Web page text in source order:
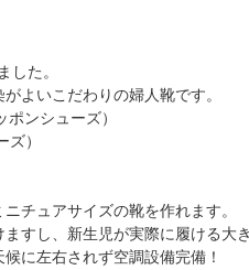
した。
よいこだわりの婦人靴です。
ンシューズ）
）
チュアサイズの靴を作れます。
すし、新生児が実際に履ける大
に左右されず空調設備完備！